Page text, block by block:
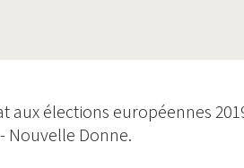
aux élections européennes
Nouvelle Donne.